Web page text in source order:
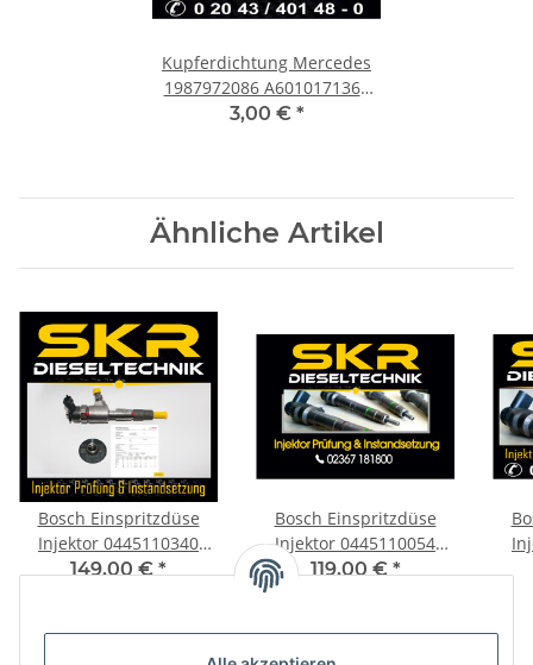
Kupferdichtung Mercedes
1987972086 A6010171360
Dichtring Einspritzdüse
3,00 € *
Ähnliche Artikel
Bosch Einspritzdüse
Injektor 0445110340
Citroen Fiat Ford
149,00 €*
Bosch Einspritzdüse
Injektor 0445110054
0445110055 Mercedes
CDI 210 211 0986435133
119,00 €*